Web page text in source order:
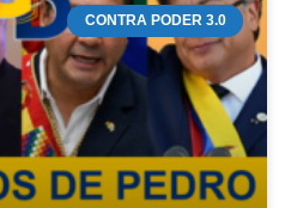
CONTRA PODER 3.0